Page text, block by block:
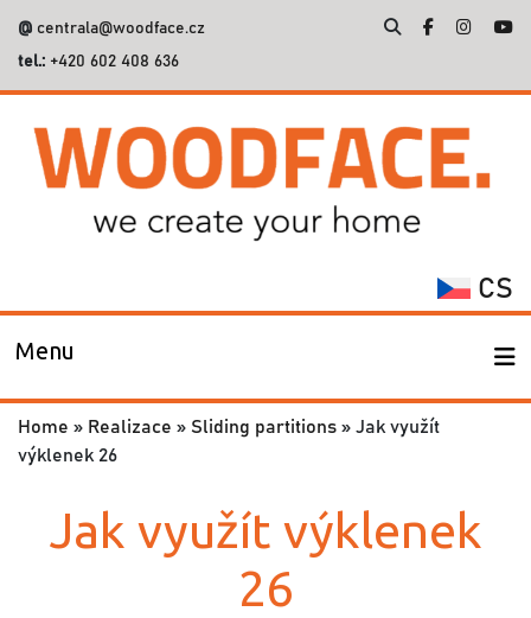
@ centrala@woodface.cz
tel.: +420 602 408 636
for:
CS
Menu
Home » Realizace » Sliding partitions » Jak využít
výklenek 26
Jak využít výklenek
26